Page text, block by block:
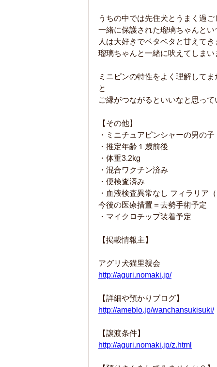
うちの中では先住犬とうまく過
一緒に保護された瑠璃ちゃんと
人は大好きでベタベタと甘えて
瑠璃ちゃんと一緒に吠えてしま
ミニピンの特性をよく理解して
と
ご縁がつながるといいなと思って
【その他】
・ミニチュアピンシャーの男の
・推定年齢１歳前後
・体重3.2kg
・混合ワクチン済み
・便検査済み
・血液検査異常なし フィラリア
今後の医療措置＝去勢手術予定
・マイクロチップ装着予定
【掲載情報主】
アグリ犬猫里親会
http://aguri.nomaki.jp/
【詳細や預かりブログ】
http://ameblo.jp/wanchansukisuki/
【譲渡条件】
http://aguri.nomaki.jp/z.html